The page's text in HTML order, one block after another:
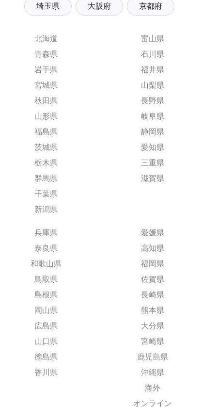
埼玉県 大阪府 京都府
北海道
青森県
岩手県
宮城県
秋田県
山形県
福島県
茨城県
栃木県
群馬県
千葉県
新潟県
富山県
石川県
福井県
山梨県
長野県
岐阜県
静岡県
愛知県
三重県
滋賀県
兵庫県
奈良県
和歌山県
鳥取県
島根県
岡山県
広島県
山口県
徳島県
香川県
愛媛県
高知県
福岡県
佐賀県
長崎県
熊本県
大分県
宮崎県
鹿児島県
沖縄県
海外
オンライン